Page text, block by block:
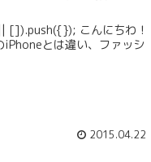
こんにちわ！
とは違い、ファッシ
2015.04.22